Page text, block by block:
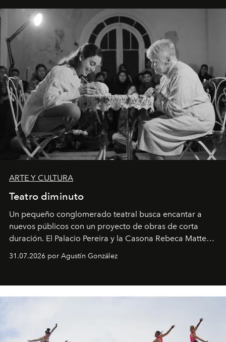
ARTE Y CULTURA
Teatro diminuto
Un pequeño conglomerado teatral busca encantar a
nuevos públicos con un proyecto de obras de corta
duración. El Palacio Pereira y la Casona Rebeca Matte
son algunos de los lugares que han albergado estas
miniobras. Sus puestas en escena son limpias; ponen el
31.07.2026 por Agustín González